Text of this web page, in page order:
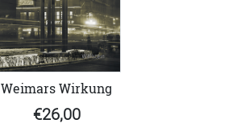
Weimars Wirkung
€26,00